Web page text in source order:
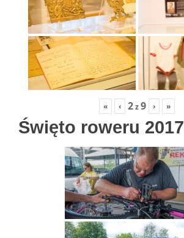
« ‹ 2z9 › »
Święto roweru 2017